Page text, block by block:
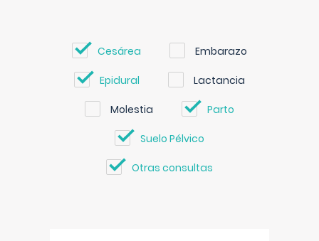
Cesárea Embarazo
Epidural Lactancia
Molestia Parto
Suelo Pélvico
Otras consultas